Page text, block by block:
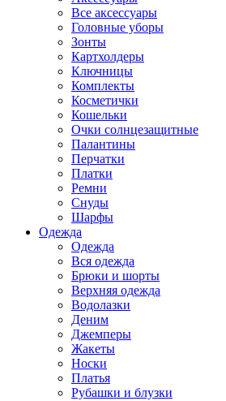
Все аксессуары
Головные уборы
Зонты
Картхолдеры
Ключницы
Комплекты
Косметички
Кошельки
Очки солнцезащитные
Палантины
Перчатки
Платки
Ремни
Снуды
Шарфы
Одежда
Одежда
Вся одежда
Брюки и шорты
Верхняя одежда
Водолазки
Деним
Джемперы
Жакеты
Носки
Платья
Рубашки и блузки